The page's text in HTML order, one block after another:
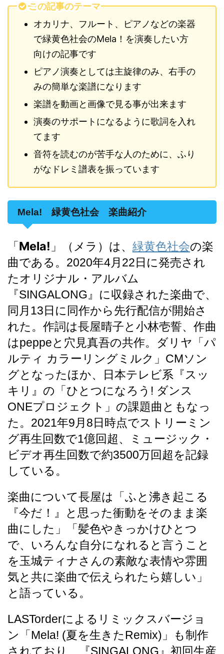
この記事のテーマ
オカリナ、フルート、ピアノなどの楽器
で緑黄色社会のMela！を演奏したい方
向けの記事です
ピアノ演奏としては主旋律のみ、右手の
みの簡単な楽譜になります
楽譜を動画と画像で見る事が出来ます
演奏のサポートになるように歌詞を入れ
てます
音符を読むのが苦手な人のために、ふり
がなドレミ譜表を振っています
Mela! 緑黄色社会 楽曲紹介
「 Mela! 」（メラ）は、 緑黄色社会の楽
曲である。2020年4月22日に発売され
たオリジナル・アルバム
『SINGALONG』に収録された楽曲で、
同月13日に同作から先行配信が開始さ
れた 。作詞は長屋晴子と小林壱誓、作曲
はpeppeと穴見真吾の共作。ダリヤ「パ
ルティ カラーリングミルク」CMソン
グとなったほか、日本テレビ系『スッ
キリ』の「ひとつになろう! ダンス
ONEプロジェクト」の課題曲ともなっ
た 。2021年9月8日時点でストリーミン
グ再生回数で1億回超、ミュージック・
ビデオ再生回数で約3500万回超を記録
している 。
楽曲について長屋は「ふと沸き起こる
『今だ！』と思った衝動をそのまま楽
曲にした」「髪色やきっかけひとつ
で、いろんな自分になれると言うこと
を玉城ティナさんの素敵な表情や雰囲
気と共に楽曲で伝えられたら嬉しい」
と語っている 。
LASTorderによるリミックスバージョ
ン「Mela! (夏を生きたRemix)」も制作
されており、『SINGALONG』初回生産